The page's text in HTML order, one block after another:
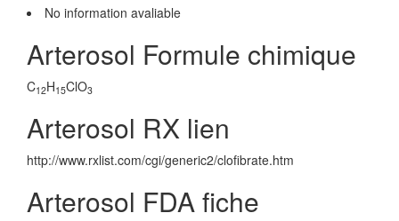
No information avaliable
Arterosol Formule chimique
C12H15ClO3
Arterosol RX lien
http://www.rxlist.com/cgi/generic2/clofibrate.htm
Arterosol FDA fiche